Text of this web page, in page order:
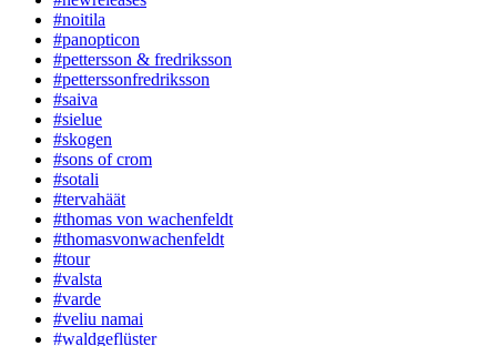
#noitila
#panopticon
#pettersson & fredriksson
#petterssonfredriksson
#saiva
#sielue
#skogen
#sons of crom
#sotali
#tervahäät
#thomas von wachenfeldt
#thomasvonwachenfeldt
#tour
#valsta
#varde
#veliu namai
#waldgeflüster